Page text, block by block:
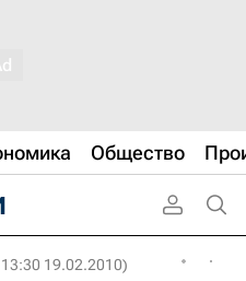
Общество
19.02.2010)